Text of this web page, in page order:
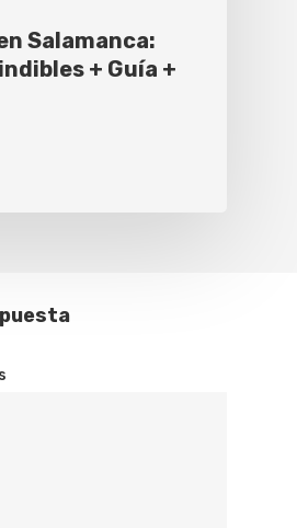
Salamanca:
+ Guía +